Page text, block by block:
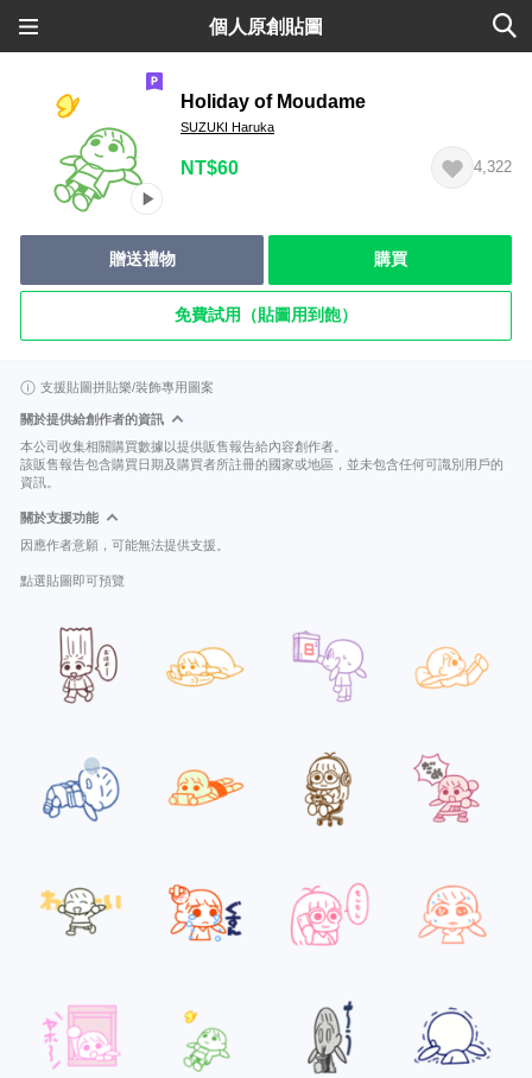
個人原創貼圖
Holiday of Moudame
SUZUKI Haruka
NT$60 4,322
贈送禮物 購買
免費試用（貼圖用到飽）
支援貼圖拼貼樂/裝飾專用圖案
關於提供給創作者的資訊
本公司收集相關購買數據以提供販售報告給內容創作者。
該販售報告包含購買日期及購買者所註冊的國家或地區，並未包含任何可識別用戶的
資訊。
關於支援功能
因應作者意願，可能無法提供支援。
點選貼圖即可預覽